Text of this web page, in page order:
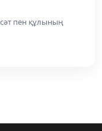
пен құлының